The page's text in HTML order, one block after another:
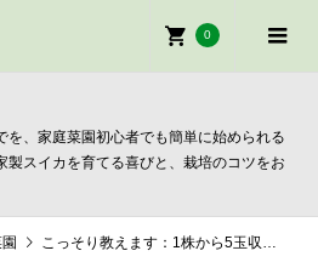
0
を、家庭菜園初心者でも簡単に始められる
製スイカを育てる喜びと、栽培のコツをお
こっそり教えます：1株から5玉収穫！プランターでも可能な「多収穫の法則」とは？